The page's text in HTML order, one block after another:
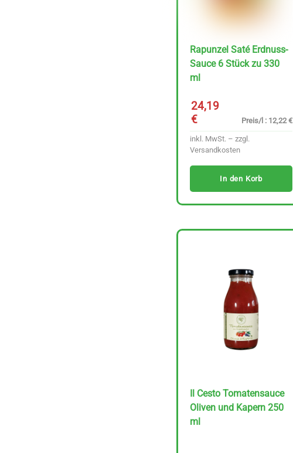
Rapunzel Saté Erdnuss-
Sauce 6 Stück zu 330
ml
24,19
€
Preis/l : 12,22 €
inkl. MwSt. – zzgl.
Versandkosten
In den Korb
Il Cesto Tomatensauce
Oliven und Kapern 250
ml